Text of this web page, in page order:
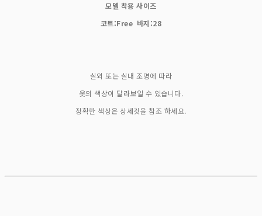
모델 착용 사이즈
코트:Free 바지:28
실외 또는 실내 조명에 따라
옷의 색상이 달라보일 수 있습니다.
정확한 색상은 상세컷을 참조 하세요.